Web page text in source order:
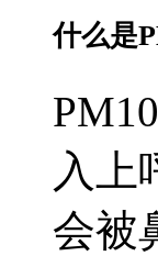
什么是
入上
会被